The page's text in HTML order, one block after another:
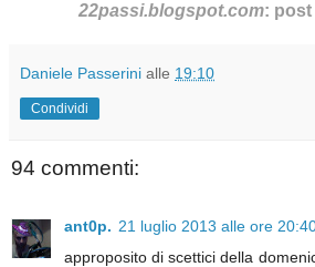
22passi.blogspot.com: post
Daniele Passerini alle 19:10
Condividi
94 commenti:
ant0p. 21 luglio 2013 alle ore
approposito di scettici della